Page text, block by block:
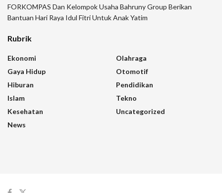
FORKOMPAS Dan Kelompok Usaha Bahruny Group Berikan
Bantuan Hari Raya Idul Fitri Untuk Anak Yatim
Rubrik
Ekonomi
Gaya Hidup
Hiburan
Islam
Kesehatan
News
Olahraga
Otomotif
Pendidikan
Tekno
Uncategorized